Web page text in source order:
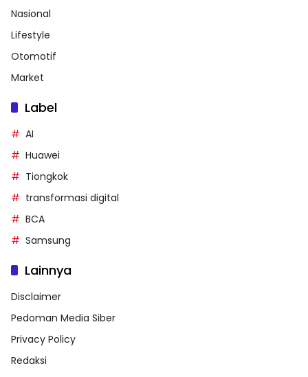
Nasional
Lifestyle
Otomotif
Market
Label
AI
Huawei
Tiongkok
transformasi digital
BCA
Samsung
Lainnya
Disclaimer
Pedoman Media Siber
Privacy Policy
Redaksi